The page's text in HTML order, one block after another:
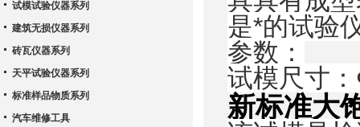
是*的试验
参数：
试模尺寸
新标准大
试模试验仪器系列
建筑无损仪器系列
砖瓦仪器系列
天平试验仪器系列
标准样品物质系列
汽车维修工具